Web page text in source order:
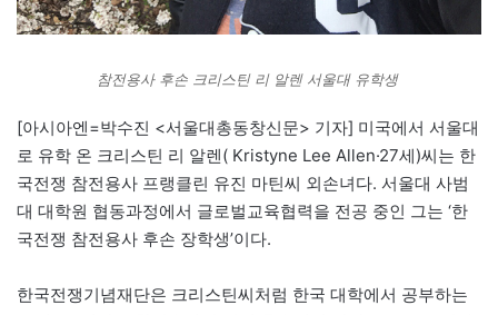
참전용사 후손 크리스틴 리 알렌 서울대 유학생
[아시아엔=박수진 <서울대총동창신문> 기자] 미국에서 서울대
로 유학 온 크리스틴 리 알렌( Kristyne Lee Allen·27세)씨는 한
국전쟁 참전용사 프랭클린 유진 마틴씨 외손녀다. 서울대 사범
대 대학원 협동과정에서 글로벌교육협력을 전공 중인 그는 ‘한
국전쟁 참전용사 후손 장학생’이다.
한국전쟁기념재단은 크리스틴씨처럼 한국 대학에서 공부하는